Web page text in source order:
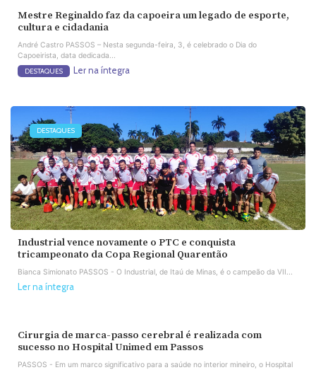
Mestre Reginaldo faz da capoeira um legado de esporte,
cultura e cidadania
André Castro PASSOS – Nesta segunda-feira, 3, é celebrado o Dia do
Capoeirista, data dedicada...
DESTAQUES Ler na íntegra
DESTAQUES
Industrial vence novamente o PTC e conquista
tricampeonato da Copa Regional Quarentão
Bianca Simionato PASSOS - O Industrial, de Itaú de Minas, é o campeão da VII...
Ler na íntegra
Cirurgia de marca-passo cerebral é realizada com
sucesso no Hospital Unimed em Passos
PASSOS - Em um marco significativo para a saúde no interior mineiro, o Hospital